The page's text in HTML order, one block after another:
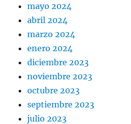
mayo 2024
abril 2024
marzo 2024
enero 2024
diciembre 2023
noviembre 2023
octubre 2023
septiembre 2023
julio 2023